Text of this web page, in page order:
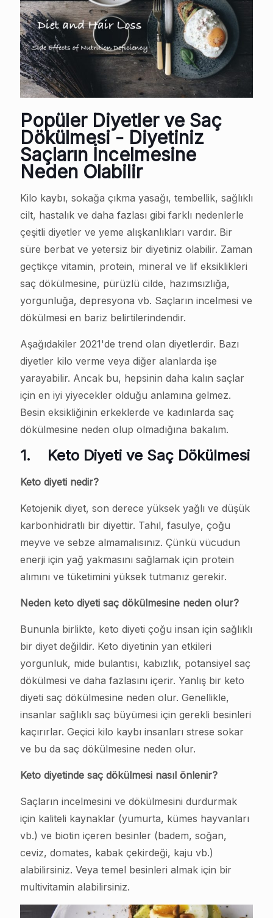
Popüler Diyetler ve Saç
Dökülmesi - Diyetiniz
Saçların İncelmesine
Neden Olabilir
Kilo kaybı, sokağa çıkma yasağı, tembellik, sağlıklı
cilt, hastalık ve daha fazlası gibi farklı nedenlerle
çeşitli diyetler ve yeme alışkanlıkları vardır. Bir
süre berbat ve yetersiz bir diyetiniz olabilir. Zaman
geçtikçe vitamin, protein, mineral ve lif eksiklikleri
saç dökülmesine, pürüzlü cilde, hazımsızlığa,
yorgunluğa, depresyona vb. Saçların incelmesi ve
dökülmesi en bariz belirtilerindendir.
Aşağıdakiler 2021'de trend olan diyetlerdir. Bazı
diyetler kilo verme veya diğer alanlarda işe
yarayabilir. Ancak bu, hepsinin daha kalın saçlar
için en iyi yiyecekler olduğu anlamına gelmez.
Besin eksikliğinin erkeklerde ve kadınlarda saç
dökülmesine neden olup olmadığına bakalım.
1. Keto Diyeti ve Saç Dökülmesi
Keto diyeti nedir?
Ketojenik diyet, son derece yüksek yağlı ve düşük
karbonhidratlı bir diyettir. Tahıl, fasulye, çoğu
meyve ve sebze almamalısınız. Çünkü vücudun
enerji için yağ yakmasını sağlamak için protein
alımını ve tüketimini yüksek tutmanız gerekir.
Neden keto diyeti saç dökülmesine neden olur?
Bununla birlikte, keto diyeti çoğu insan için sağlıklı
bir diyet değildir. Keto diyetinin yan etkileri
yorgunluk, mide bulantısı, kabızlık, potansiyel saç
dökülmesi ve daha fazlasını içerir. Yanlış bir keto
diyeti saç dökülmesine neden olur. Genellikle,
insanlar sağlıklı saç büyümesi için gerekli besinleri
kaçırırlar. Geçici kilo kaybı insanları strese sokar
ve bu da saç dökülmesine neden olur.
Keto diyetinde saç dökülmesi nasıl önlenir?
Saçların incelmesini ve dökülmesini durdurmak
için kaliteli kaynaklar (yumurta, kümes hayvanları
vb.) ve biotin içeren besinler (badem, soğan,
ceviz, domates, kabak çekirdeği, kaju vb.)
alabilirsiniz. Veya temel besinleri almak için bir
multivitamin alabilirsiniz.